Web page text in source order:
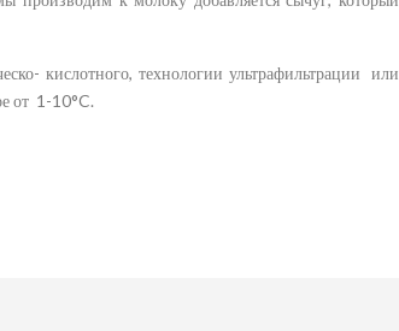
кислотного, технологии ультрафильтрации или
от 1-10°C.